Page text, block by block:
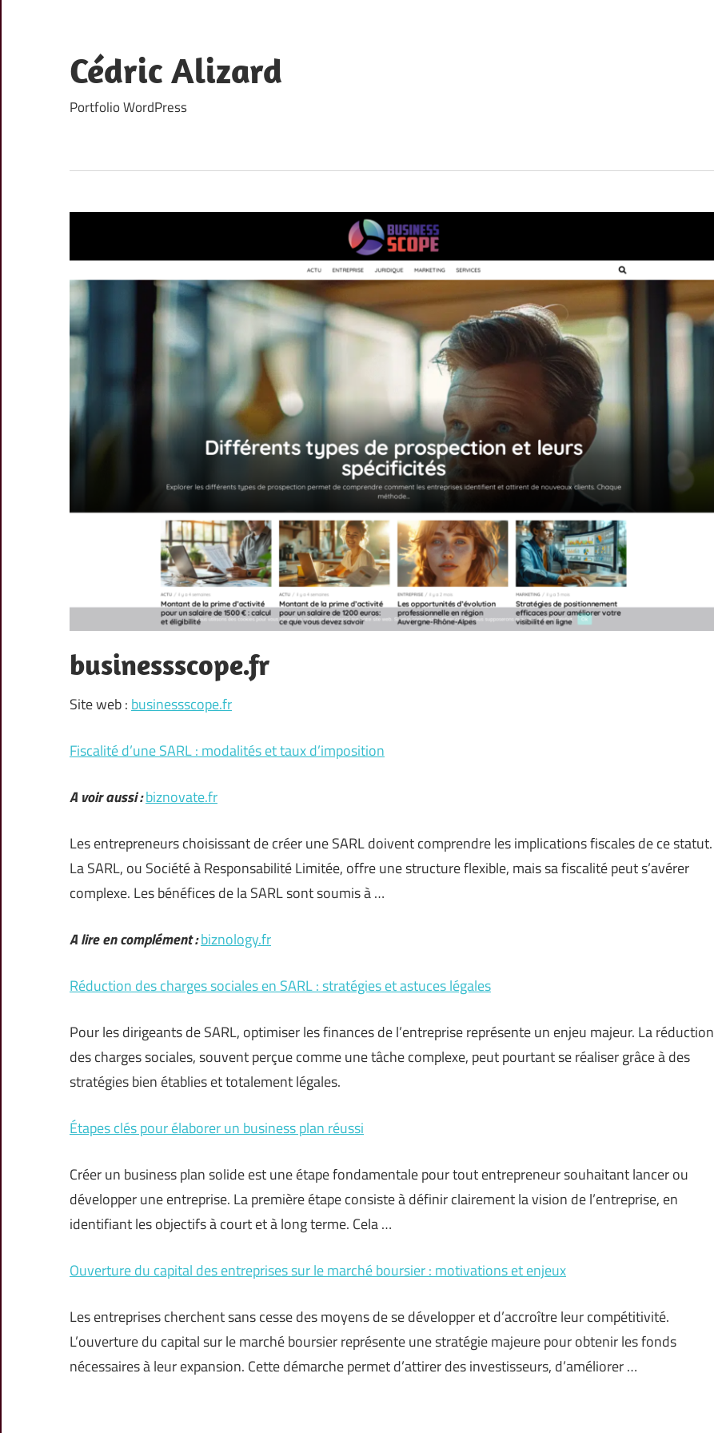
content
Cédric Alizard
Portfolio WordPress
businessscope.fr
Site web : businessscope.fr
Fiscalité d’une SARL : modalités et taux d’imposition
A voir aussi :biznovate.fr
Les entrepreneurs choisissant de créer une SARL doivent comprendre les implications fiscales de ce statut.
La SARL, ou Société à Responsabilité Limitée, offre une structure flexible, mais sa fiscalité peut s’avérer
complexe. Les bénéfices de la SARL sont soumis à …
A lire en complément :biznology.fr
Réduction des charges sociales en SARL : stratégies et astuces légales
Pour les dirigeants de SARL, optimiser les finances de l’entreprise représente un enjeu majeur. La réduction
des charges sociales, souvent perçue comme une tâche complexe, peut pourtant se réaliser grâce à des
stratégies bien établies et totalement légales.
Étapes clés pour élaborer un business plan réussi
Créer un business plan solide est une étape fondamentale pour tout entrepreneur souhaitant lancer ou
développer une entreprise. La première étape consiste à définir clairement la vision de l’entreprise, en
identifiant les objectifs à court et à long terme. Cela …
Ouverture du capital des entreprises sur le marché boursier : motivations et enjeux
Les entreprises cherchent sans cesse des moyens de se développer et d’accroître leur compétitivité.
L’ouverture du capital sur le marché boursier représente une stratégie majeure pour obtenir les fonds
nécessaires à leur expansion. Cette démarche permet d’attirer des investisseurs, d’améliorer …